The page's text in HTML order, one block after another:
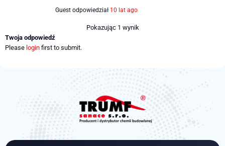
Guestodpowiedział 10 lat ago
Pokazując 1 wynik
Twoja odpowiedź
Please login first to submit.